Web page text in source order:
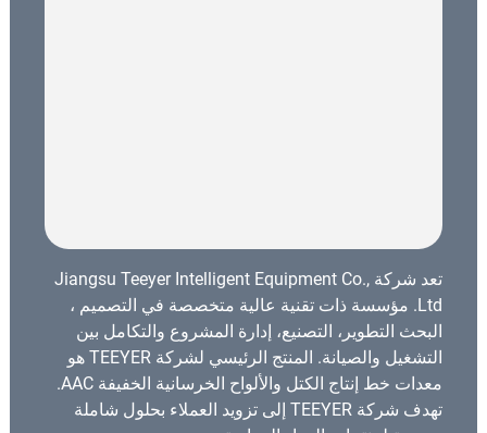
تعد شركة Jiangsu Teeyer Intelligent Equipment Co.,
Ltd. مؤسسة ذات تقنية عالية متخصصة في التصميم ،
البحث التطوير، التصنيع، إدارة المشروع والتكامل بين
التشغيل والصيانة. المنتج الرئيسي لشركة TEEYER هو
معدات خط إنتاج الكتل والألواح الخرسانية الخفيفة AAC.
تهدف شركة TEEYER إلى تزويد العملاء بحلول شاملة